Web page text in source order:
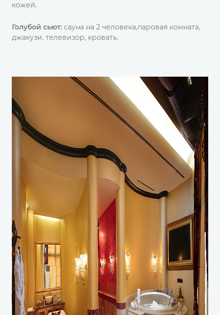
кожей.
Голубой сьют: сауна на 2 человекa,паровая комната,
джакузи, телевизор, кровать.